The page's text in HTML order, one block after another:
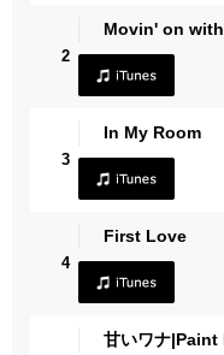
2
Movin' on
3
In My Room
4
First Love
甘いワナ